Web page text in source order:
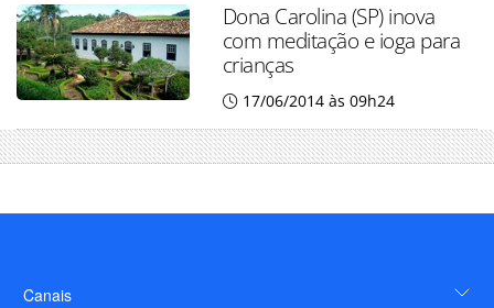
Dona Carolina (SP) inova
com meditação e ioga para
crianças
17/06/2014 às 09h24
Canais